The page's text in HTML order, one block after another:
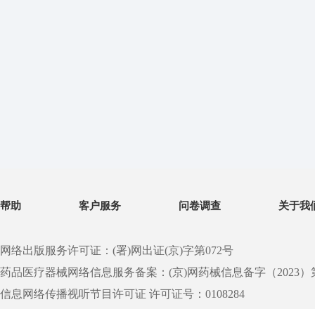
帮助 客户服务 问卷调查 关于我
网络出版服务许可证：(署)网出证(京)字第072号
药品医疗器械网络信息服务备案：(京)网药械信息备字（2023）
信息网络传播视听节目许可证 许可证号：0108284